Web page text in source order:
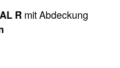
R mit Abdeckung